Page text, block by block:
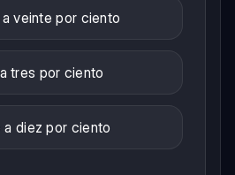
veinte por ciento
tres por ciento
a diez por ciento